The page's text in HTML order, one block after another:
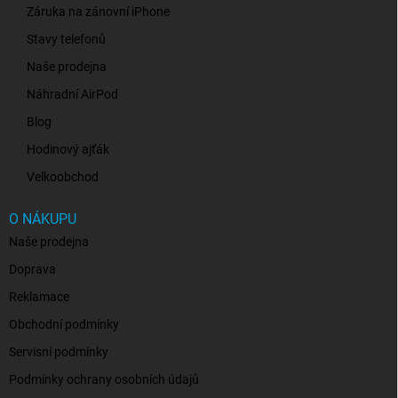
Záruka na zánovní iPhone
Stavy telefonů
Naše prodejna
Náhradní AirPod
Blog
Hodinový ajťák
Velkoobchod
O NÁKUPU
Naše prodejna
Doprava
Reklamace
Obchodní podmínky
Servisní podmínky
Podmínky ochrany osobních údajů